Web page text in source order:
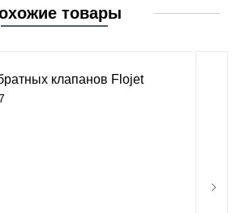
товары
клапанов Flojet